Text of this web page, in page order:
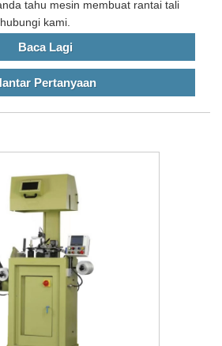
tahu mesin membuat rantai tali
kami.
Baca Lagi
Pertanyaan